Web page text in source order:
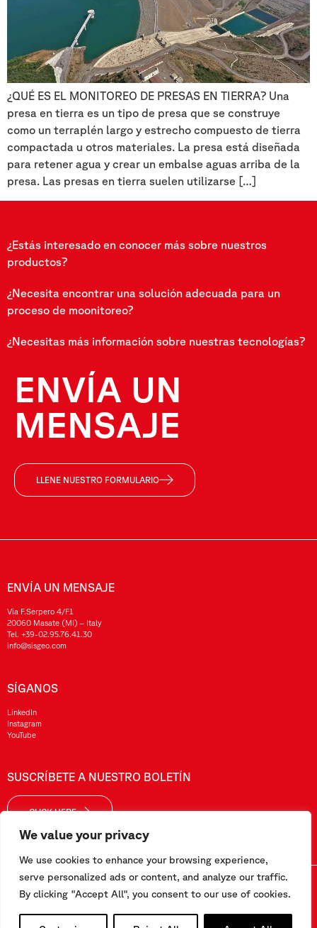
We value your privacy
We use cookies to enhance your browsing experience,
serve personalized ads or content, and analyze our traffic.
By clicking "Accept All", you consent to our use of cookies.
¿QUÉ ES EL MONITOREO DE PRESAS EN TIERRA? Una
presa en tierra es un tipo de presa que se construye
como un terraplén largo y estrecho compuesto de tierra
compactada u otros materiales. La presa está diseñada
para retener agua y crear un embalse aguas arriba de la
presa. Las presas en tierra suelen utilizarse […]
¿Estás interesado en conocer más sobre nuestros
productos?
¿Necesita encontrar una solución adecuada para un
proceso de moonitoreo?
¿Necesitas más información sobre nuestras tecnologías?
ENVÍA UN
MENSAJE
LLENE NUESTRO FORMULARIO
ENVÍA UN MENSAJE
Via F.Serpero 4/F1
20060 Masate (MI) – Italy
Tel. +39-02.95.76.41.30
info@sisgeo.com
SÍGANOS
LinkedIn
Instagram
YouTube
SUSCRÍBETE A NUESTRO BOLETÍN
CLICK HERE
Sisgeo SRL – VAT No./ CF / Reg. Imp.: 10732420152 – REA: 1413159 – Share Cap. €99.000,00